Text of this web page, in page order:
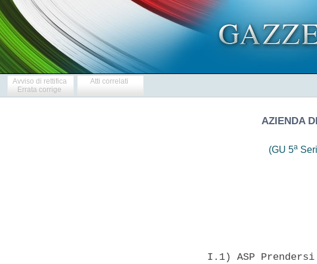
Avviso di rettifica
Errata corrige
Atti correlati
AZIENDA
(GU 5a
I.1) ASP